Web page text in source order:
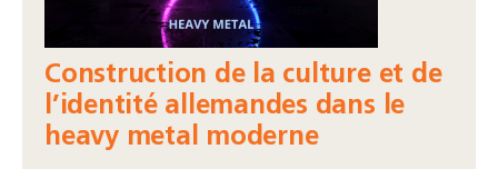
Construction de la culture et de
l’identité allemandes dans le
heavy metal moderne